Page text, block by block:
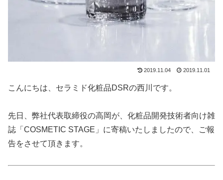
2019.11.04 2019.11.01
こんにちは、セラミド化粧品DSRの西川です。
先日、弊社代表取締役の高岡が、化粧品開発技術者向け雑
誌「COSMETIC STAGE」に寄稿いたしましたので、ご報
告をさせて頂きます。